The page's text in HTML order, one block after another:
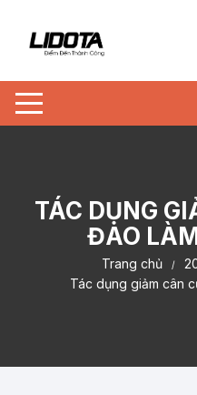
TÁC DỤNG
ĐAO
Trang chủ
Tác dụng giảm cân